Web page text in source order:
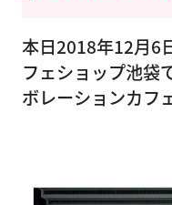
本日2018年12月6
フェショップ池袋
ボレーションカフ